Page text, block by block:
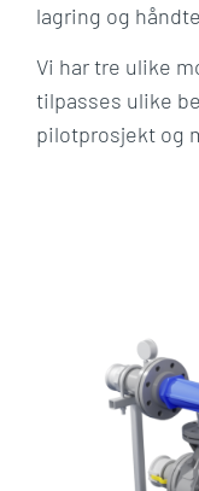
lagring og
Vi har tre ulike
tilpasses ulike
pilotprosjekt og